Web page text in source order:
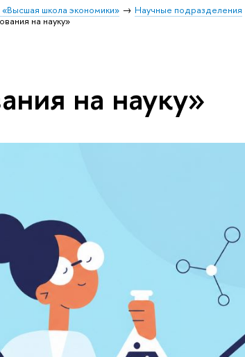
школа экономики» Научные подразделения
на науку»
на науку»